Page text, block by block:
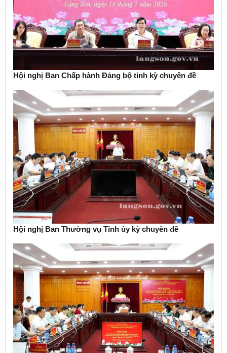
Hội nghị Ban Chấp hành Đảng bộ tỉnh kỳ chuyên đề
Hội nghị Ban Thường vụ Tỉnh ủy kỳ chuyên đề